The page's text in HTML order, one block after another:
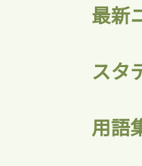
最新
スタ
用語